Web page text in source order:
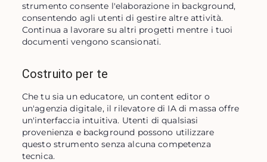
strumento consente l'elaborazione in background,
consentendo agli utenti di gestire altre attività.
Continua a lavorare su altri progetti mentre i tuoi
documenti vengono scansionati.
Costruito per te
Che tu sia un educatore, un content editor o
un'agenzia digitale, il rilevatore di IA di massa offre
un'interfaccia intuitiva. Utenti di qualsiasi
provenienza e background possono utilizzare
questo strumento senza alcuna competenza
tecnica.